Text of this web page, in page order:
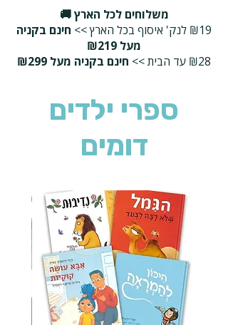
משלוחים לכל הארץ 🚚
₪19 לנק' איסוף בכל הארץ >>
חינם בקניה
מעל ₪219
₪28 עד הבית >>
חינם בקניה מעל ₪299
ספרי ילדים
דומים